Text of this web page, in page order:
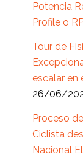
Potencia
Profile o
Tour de
escalar en
26/06/
Proceso
Ciclista
Nacional